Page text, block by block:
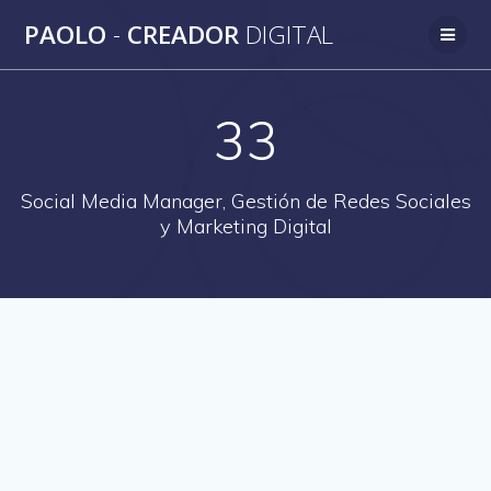
al
PAOLO - CREADOR DIGITAL
33
Social Media Manager, Gestión de Redes Sociales
y Marketing Digital